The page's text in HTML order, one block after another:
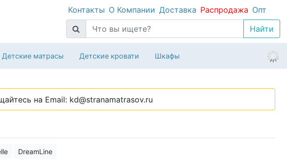
Контакты О Компании Доставка Распродажа Опт
Детские матрасы Детские кровати Шкафы
на Email: kd@stranamatrasov.ru
DreamLine